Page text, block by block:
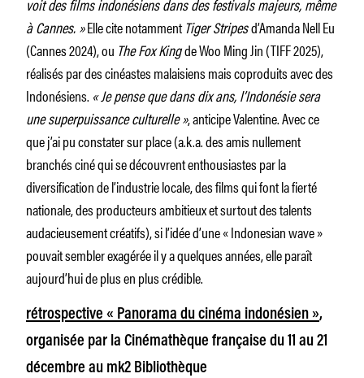
voit des films indonésiens dans des festivals majeurs, même
à Cannes. »Elle cite notammentTiger Stripesd’Amanda Nell Eu
(Cannes 2024), ou The Fox Kingde Woo Ming Jin (TIFF 2025),
réalisés par des cinéastes malaisiens mais coproduits avec des
Indonésiens. « Je pense que dans dix ans, l’Indonésie sera
une superpuissance culturelle », anticipe Valentine. Avec ce
que j’ai pu constater sur place (a.k.a. des amis nullement
branchés ciné qui se découvrent enthousiastes par la
diversification de l’industrie locale, des films qui font la fierté
nationale, des producteurs ambitieux et surtout des talents
audacieusement créatifs), si l’idée d’une « Indonesian wave »
pouvait sembler exagérée il y a quelques années, elle paraît
aujourd’hui de plus en plus crédible.
rétrospective « Panorama du cinéma indonésien »,
organisée par la Cinémathèque française du 11 au 21
décembre au mk2 Bibliothèque